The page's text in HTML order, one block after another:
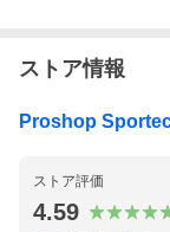
ストア情報
Proshop
ストア評価
4.59